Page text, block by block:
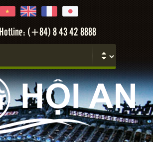
Hotline: (+84) 8 43 42 8888